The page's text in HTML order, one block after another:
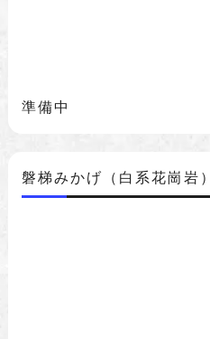
準備中
磐梯みかげ（白系花崗岩）